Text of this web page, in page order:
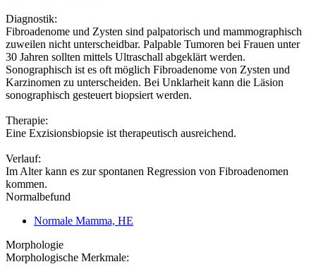
Diagnostik:
Fibroadenome und Zysten sind palpatorisch und mammographisch
zuweilen nicht unterscheidbar. Palpable Tumoren bei Frauen unter
30 Jahren sollten mittels Ultraschall abgeklärt werden.
Sonographisch ist es oft möglich Fibroadenome von Zysten und
Karzinomen zu unterscheiden. Bei Unklarheit kann die Läsion
sonographisch gesteuert biopsiert werden.
Therapie:
Eine Exzisionsbiopsie ist therapeutisch ausreichend.
Verlauf:
Im Alter kann es zur spontanen Regression von Fibroadenomen
kommen.
Normalbefund
Normale Mamma, HE
Morphologie
Morphologische Merkmale: